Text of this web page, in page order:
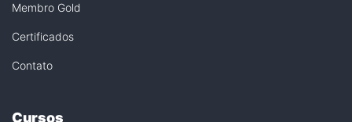
Membro Gold
Certificados
Contato
Cursos